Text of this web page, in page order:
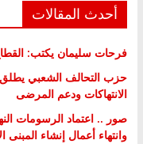
أحدث المقالات
فرحات سليمان يكتب:
حزب التحالف الشعبي
الانتهاكات ودعم المرضى
صور .. اعتماد الرسومات
وانتهاء أعمال إنشاء المبنى